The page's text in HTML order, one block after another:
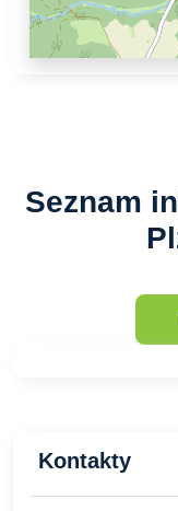
Seznam
Kontakty